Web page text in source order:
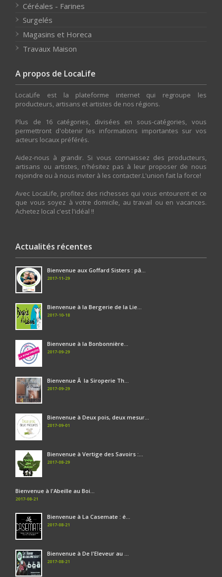
Céréales - Farines
Surgelés
Magasins et Horeca
Travaux Maison
A propos de LocaLife
LocaLife est la plateforme internet qui regroupe les
producteurs, artisans et artistes de nos régions.
Plus de 16 catégories, divisées en sous-catégories, vous
permettront d'obtenir les informations importantes sur vos
acteurs locaux préférés.
Aidez-nous à grandir. Si vous connaissez des producteurs,
artisans ou artistes, n'hésitez pas à leur proposer de nous
rejoindre ou à nous inviter à les contacter.L'union fait la force!
Avec LocaLife, profitez des richesses qui vous entourent et ce
que vous soyez à votre domicile, au travail ou en vacances.
Achetez local c'est l'idéal !!
Actualités récentes
Bienvenue aux Goffard Sisters : pâ...
2017-11-29
Bienvenue à la Bergerie de la Lie...
2017-10-18
Bienvenue à la Bonbonnière...
2017-09-29
Bienvenue Ã la Siroperie Th...
2017-09-29
Bienvenue à Deux pois, deux mesur...
2017-09-01
Bienvenue à Vertige des Savoirs :...
2017-08-29
Bienvenue à l'Abeille au Boi...
2017-08-21
Bienvenue à La Casemate : é...
2017-08-21
Bienvenue à De l'Eleveur au ...
2017-08-21